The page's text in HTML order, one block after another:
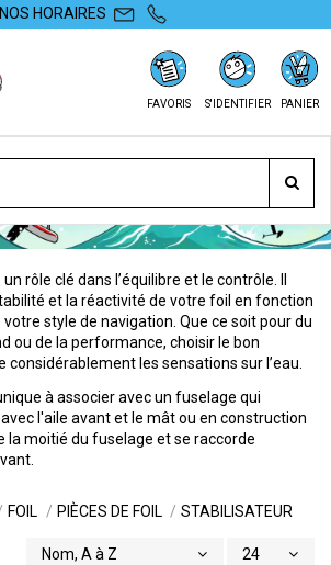
NOS HORAIRES
FAVORIS S'IDENTIFIER PANIER
rôle clé dans l’équilibre et le contrôle. Il
et la réactivité de votre foil en fonction
style de navigation. Que ce soit pour du
ou de la performance, choisir le bon
considérablement les sensations sur l’eau.
à associer avec un fuselage qui
l'aile avant et le mât ou en construction
la moitié du fuselage et se raccorde
FOIL PIÈCES DE FOIL STABILISATEUR
Nom, A à Z 24